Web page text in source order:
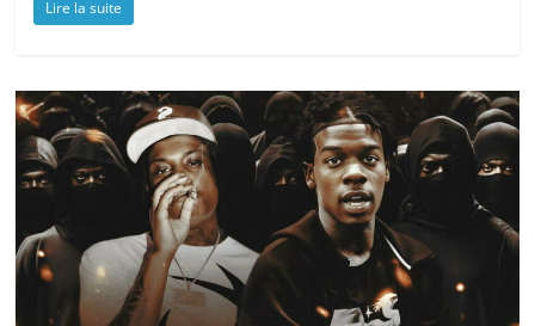
Lire la suite